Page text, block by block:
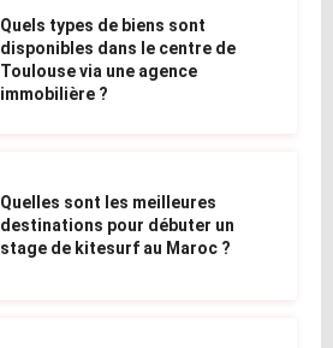
Quels types de biens sont
disponibles dans le centre de
Toulouse via une agence
immobilière ?
Quelles sont les meilleures
destinations pour débuter un
stage de kitesurf au Maroc ?